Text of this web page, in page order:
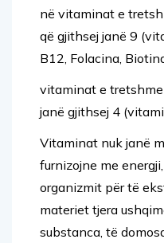
në vitaminat e
që gjithsej janë 9
B12, Folacina,
vitaminat e
janë gjithsej 4
Vitaminat nuk janë
furnizojne me
organizmit për të
materiet tjera
substanca, të